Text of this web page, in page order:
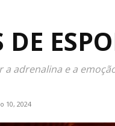
a adrenalina e a
10, 2024